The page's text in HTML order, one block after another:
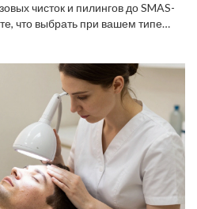
чисток и пилингов до SMAS-
что выбрать при вашем типе